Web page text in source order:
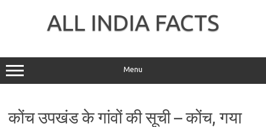
ALL INDIA FACTS
Menu
कोंच उपखंड के गांवों की सूची – कोंच, गया